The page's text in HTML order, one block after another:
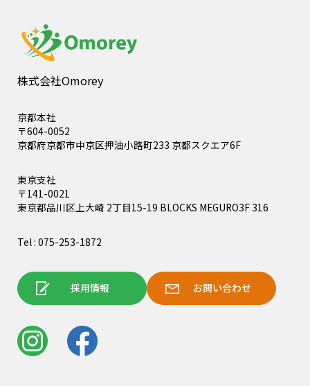
株式会社Omorey
京都本社
〒604-0052
京都府京都市中京区押油小路町233 京都スクエア6F
東京支社
〒141-0021
東京都品川区上大崎 2丁目15-19 BLOCKS MEGURO3F 316
Tel : 075-253-1872
採用情報 お問い合わせ